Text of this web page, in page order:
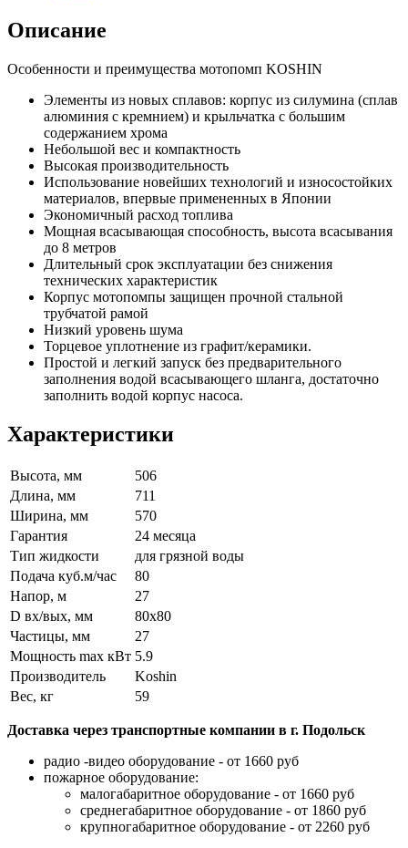
Описание
Особенности и преимущества мотопомп KOSHIN
Элементы из новых сплавов: корпус из силумина (сплав
алюминия с кремнием) и крыльчатка с большим
содержанием хрома
Небольшой вес и компактность
Высокая производительность
Использование новейших технологий и износостойких
материалов, впервые примененных в Японии
Экономичный расход топлива
Мощная всасывающая способность, высота всасывания
до 8 метров
Длительный срок эксплуатации без снижения
технических характеристик
Корпус мотопомпы защищен прочной стальной
трубчатой рамой
Низкий уровень шума
Торцевое уплотнение из графит/керамики.
Простой и легкий запуск без предварительного
заполнения водой всасывающего шланга, достаточно
заполнить водой корпус насоса.
Характеристики
Высота, мм
506
Длина, мм
711
Ширина, мм
570
Гарантия
24 месяца
Тип жидкости
для грязной воды
Подача куб.м/час
80
Напор, м
27
D вх/вых, мм
80х80
Частицы, мм
27
Мощность max кВт 5.9
Производитель
Koshin
Вес, кг
59
Доставка через транспортные компании в г. Подольск
радио -видео оборудование - от 1660 руб
пожарное оборудование:
малогабаритное оборудование - от 1660 руб
среднегабаритное оборудование - от 1860 руб
крупногабаритное оборудование - от 2260 руб